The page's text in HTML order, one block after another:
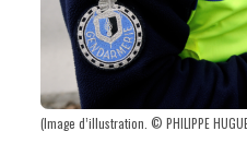
(Image d’illustration. © PHILIPPE